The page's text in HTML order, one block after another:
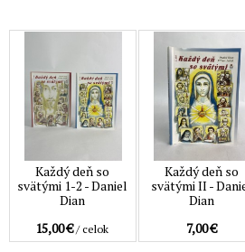
Každý deň so
svätými 1-2 - Daniel
Dian
15,00 €/ celok
Každý deň so
svätými II -
Dian
7,00 €